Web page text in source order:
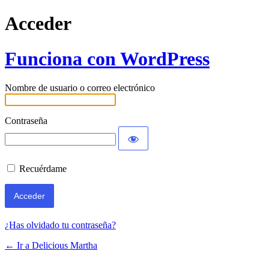
Acceder
Funciona con WordPress
Nombre de usuario o correo electrónico
Contraseña
Recuérdame
¿Has olvidado tu contraseña?
← Ir a Delicious Martha